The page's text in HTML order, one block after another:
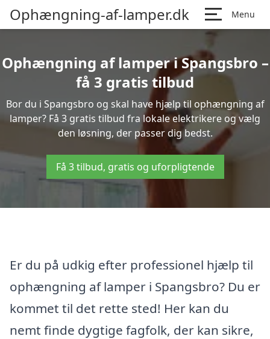
Ophængning-af-lamper.dk Menu
Ophængning af lamper i Spangsbro –
få 3 gratis tilbud
Bor du i Spangsbro og skal have hjælp til ophængning af
lamper? Få 3 gratis tilbud fra lokale elektrikere og vælg
den løsning, der passer dig bedst.
Få 3 tilbud, gratis og uforpligtende
Er du på udkig efter professionel hjælp til
ophængning af lamper i Spangsbro? Du er
kommet til det rette sted! Her kan du
nemt finde dygtige fagfolk, der kan sikre,